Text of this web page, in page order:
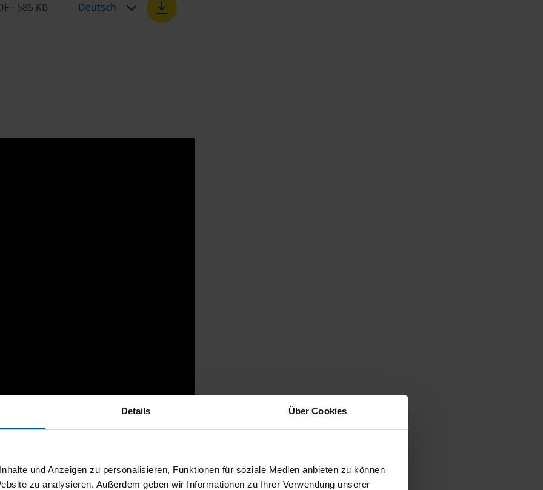
Details Über Cookies
und Anzeigen zu personalisieren, Funktionen für soziale Medien anbieten zu können
zu analysieren. Außerdem geben wir Informationen zu Ihrer Verwendung unserer
- 585 KB Deutsch